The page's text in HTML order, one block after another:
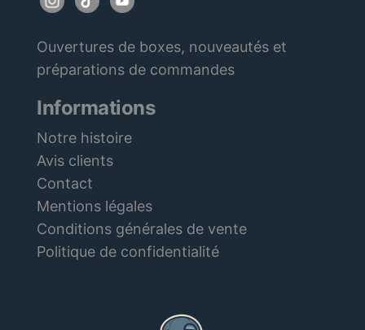
Ouvertures de boxes, nouveautés et
préparations de commandes
Informations
Notre histoire
Avis clients
Contact
Mentions légales
Conditions générales de vente
Politique de confidentialité